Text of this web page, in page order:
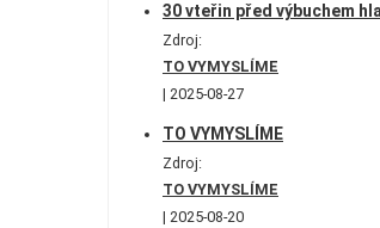
30 vteřin před výbuchem
Zdroj:
TO VYMYSLÍME
2025-08-27
TO VYMYSLÍME
Zdroj:
TO VYMYSLÍME
2025-08-20